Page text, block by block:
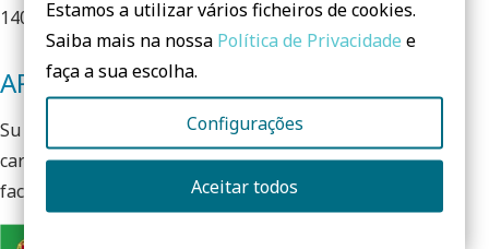
140 mm (ancho) en el perfil UTV.
APLICACIONES
Su belleza natural le da al producto las
características ideales para su aplicación en
fachadas y cercas exteriores.
Estamos a utilizar vários ficheiros de cookies.
Saiba mais na nossa Política de Privacidade e
faça a sua escolha.
Configurações
Aceitar todos